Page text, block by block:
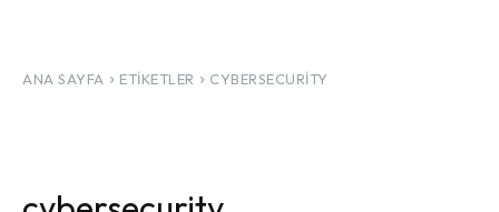
ANA SAYFA ETIKETLER CYBERSECURITY